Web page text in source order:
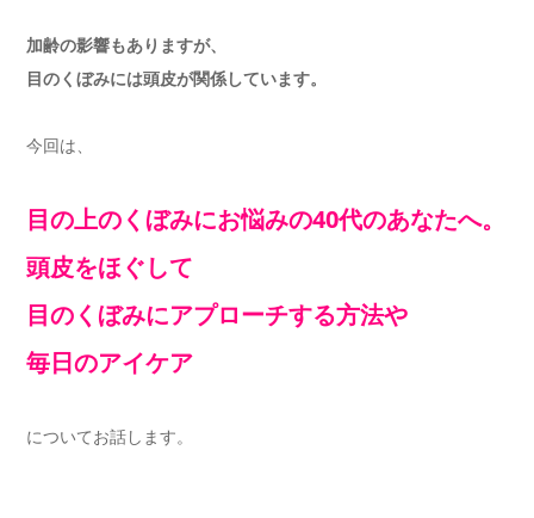
加齢の影響もありますが、
目のくぼみには頭皮が関係しています。
今回は、
目の上のくぼみにお悩みの40代のあなたへ。
頭皮をほぐして
目のくぼみにアプローチする方法や
毎日のアイケア
についてお話します。